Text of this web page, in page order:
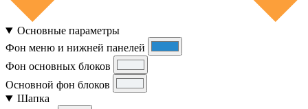
Основные параметры
Фон меню и нижней панелей
Фон основных блоков
Основной фон блоков
Шапка